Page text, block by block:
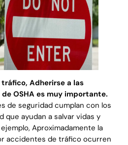
Adherirse a las
OSHA es muy importante.
de seguridad cumplan con los
que ayudan a salvar vidas y
Aproximadamente la
accidentes de tráfico ocurren